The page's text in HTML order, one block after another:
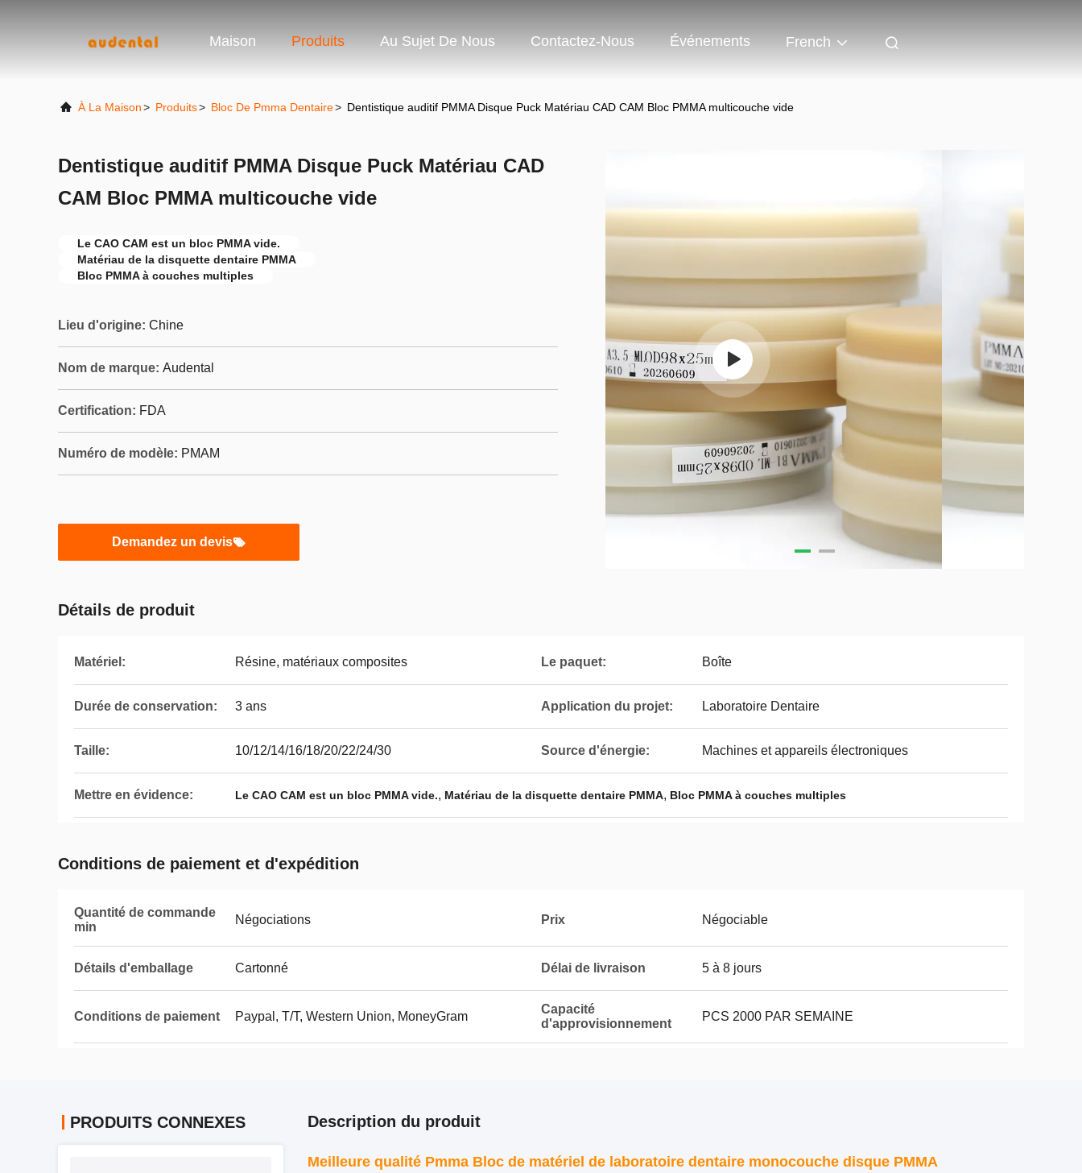
Maison Produits Au Sujet De Nous Contactez-Nous Événements French
À La Maison> Produits> Bloc De Pmma Dentaire> Dentistique auditif PMMA Disque Puck Matériau CAD CAM Bloc PMMA multicouche vide
Dentistique auditif PMMA Disque Puck Matériau CAD
CAM Bloc PMMA multicouche vide
Le CAO CAM est un bloc PMMA vide.
Matériau de la disquette dentaire PMMA
Bloc PMMA à couches multiples
Lieu d'origine: Chine
Nom de marque: Audental
Certification: FDA
Numéro de modèle: PMAM
Demandez un devis
Détails de produit
Matériel: Résine, matériaux composites Le paquet: Boîte
Durée de conservation: 3 ans Application du projet: Laboratoire Dentaire
Taille: 10/12/14/16/18/20/22/24/30 Source d'énergie: Machines et appareils électroniques
Mettre en évidence: Le CAO CAM est un bloc PMMA vide., Matériau de la disquette dentaire PMMA, Bloc PMMA à couches multiples
Conditions de paiement et d'expédition
Quantité de commande
min
Négociations Prix Négociable
Détails d'emballage Cartonné Délai de livraison 5 à 8 jours
Conditions de paiement Paypal, T/T, Western Union, MoneyGram
Capacité
d'approvisionnement
PCS 2000 PAR SEMAINE
PRODUITS CONNEXES Description du produit
Meilleure qualité Pmma Bloc de matériel de laboratoire dentaire monocouche disque PMMA